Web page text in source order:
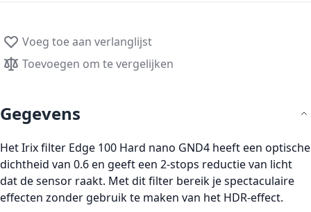
Voeg toe aan verlanglijst
Toevoegen om te vergelijken
Gegevens
Het Irix filter Edge 100 Hard nano GND4 heeft een optische
dichtheid van 0.6 en geeft een 2-stops reductie van licht
dat de sensor raakt. Met dit filter bereik je spectaculaire
effecten zonder gebruik te maken van het HDR-effect.